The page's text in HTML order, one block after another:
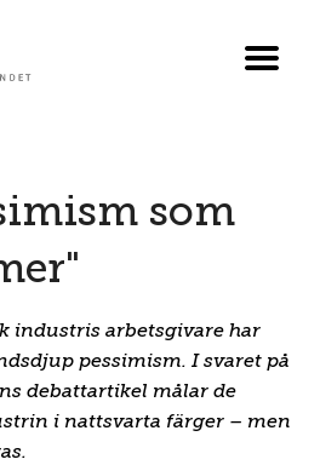
som
industris arbetsgivare har
pessimism. I svaret på
debattartikel målar de
i nattsvarta färger – men